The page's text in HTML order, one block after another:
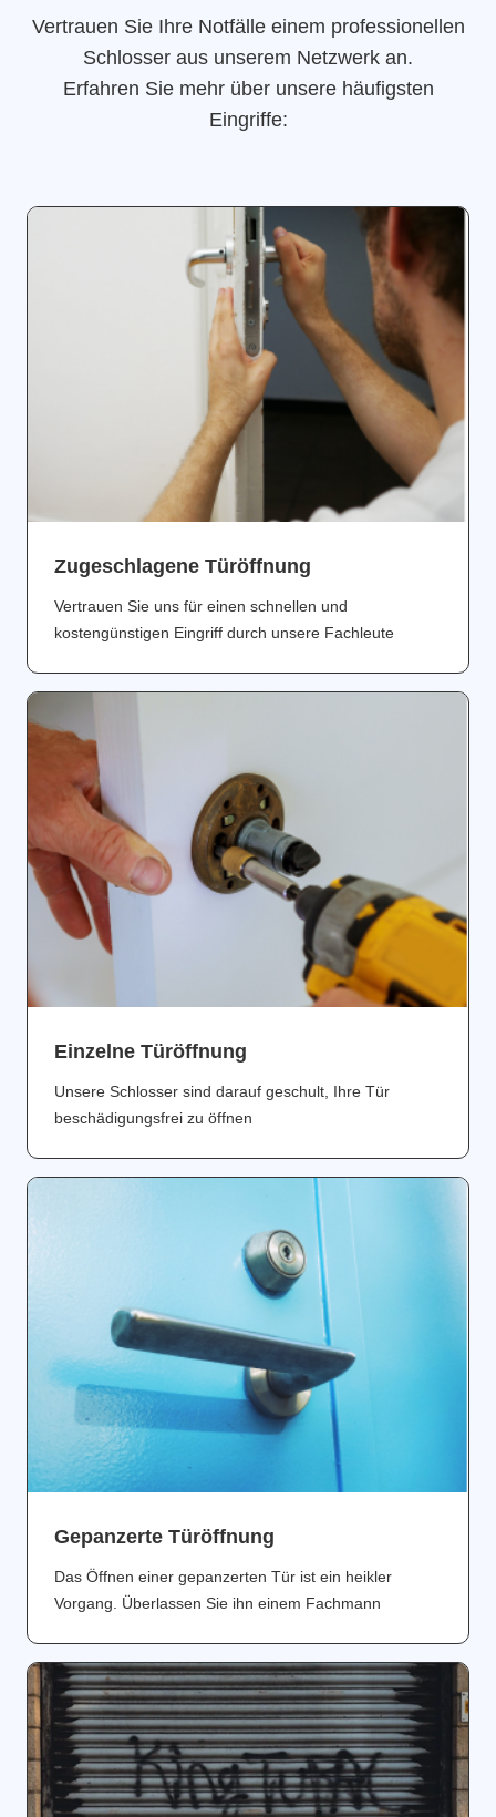
Vertrauen Sie Ihre Notfälle einem professionellen
Schlosser aus unserem Netzwerk an.
Erfahren Sie mehr über unsere häufigsten
Eingriffe:
Zugeschlagene Türöffnung
Vertrauen Sie uns für einen schnellen und
kostengünstigen Eingriff durch unsere Fachleute
Einzelne Türöffnung
Unsere Schlosser sind darauf geschult, Ihre Tür
beschädigungsfrei zu öffnen
Gepanzerte Türöffnung
Das Öffnen einer gepanzerten Tür ist ein heikler
Vorgang. Überlassen Sie ihn einem Fachmann